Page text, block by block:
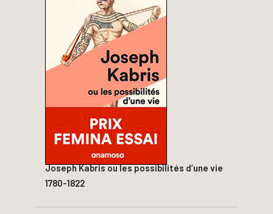
Joseph Kabris ou les possibilités d’une vie
1780-1822